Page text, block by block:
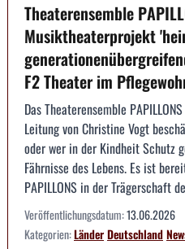
Theaterensemble
Musiktheaterprojekt
F2 Theater im
Das Theaterensemble
Leitung von Christine Vogt
oder wer in der Kindheit Schutz
Fährnisse des Lebens. Es ist
PAPILLONS in der Trägerschaft
Veröffentlichungsdatum:13.06.2026
Kategorien:LänderDeutschland